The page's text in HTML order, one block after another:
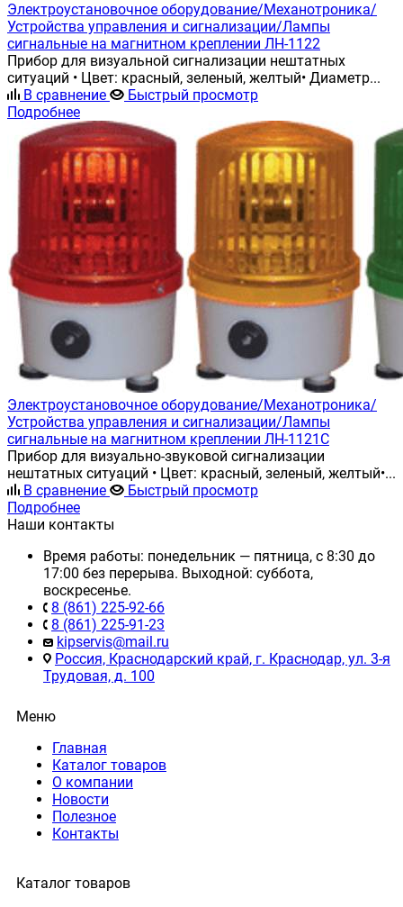
Электроустановочное оборудование/Механотроника/
Устройства управления и сигнализации/Лампы
сигнальные на магнитном креплении ЛН-1122
Прибор для визуальной сигнализации нештатных
ситуаций • Цвет: красный, зеленый, желтый• Диаметр...
В сравнение
Быстрый просмотр
Подробнее
Электроустановочное оборудование/Механотроника/
Устройства управления и сигнализации/Лампы
сигнальные на магнитном креплении ЛН-1121С
Прибор для визуально-звуковой сигнализации
нештатных ситуаций • Цвет: красный, зеленый, желтый•...
В сравнение
Быстрый просмотр
Подробнее
Наши контакты
Время работы: понедельник — пятница, с 8:30 до
17:00 без перерыва. Выходной: суббота,
воскресенье.
8 (861) 225-92-66
8 (861) 225-91-23
kipservis@mail.ru
Россия, Краснодарский край, г. Краснодар, ул. 3-я
Трудовая, д. 100
Меню
Главная
Каталог товаров
О компании
Новости
Полезное
Контакты
Каталог товаров